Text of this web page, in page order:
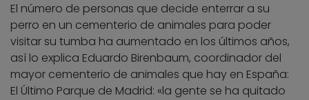
El número de personas que decide enterrar a su
perro en un cementerio de animales para poder
visitar su tumba ha aumentado en los últimos años,
así lo explica Eduardo Birenbaum, coordinador del
mayor cementerio de animales que hay en España:
El Último Parque de Madrid: «la gente se ha quitado